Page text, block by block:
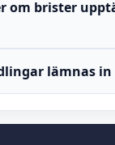
om brister
lämnas in